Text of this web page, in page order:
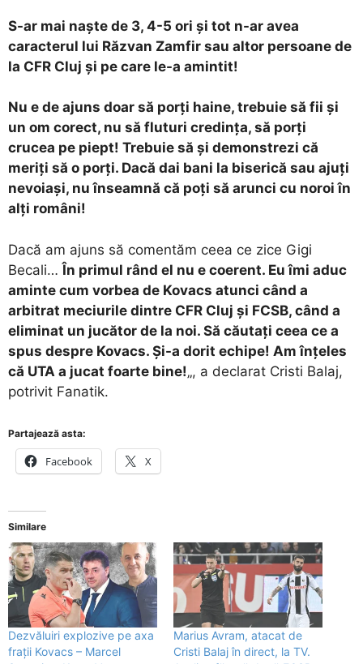
S-ar mai naște de 3, 4-5 ori și tot n-ar avea
caracterul lui Răzvan Zamfir sau altor persoane de
la CFR Cluj și pe care le-a amintit!
Nu e de ajuns doar să porți haine, trebuie să fii și
un om corect, nu să fluturi credința, să porți
crucea pe piept! Trebuie să și demonstrezi că
meriți să o porți. Dacă dai bani la biserică sau ajuți
nevoiași, nu înseamnă că poți să arunci cu noroi în
alți români!
Dacă am ajuns să comentăm ceea ce zice Gigi
Becali…În primul rând el nu e coerent. Eu îmi aduc
aminte cum vorbea de Kovacs atunci când a
arbitrat meciurile dintre CFR Cluj și FCSB, când a
eliminat un jucător de la noi. Să căutați ceea ce a
spus despre Kovacs. Și-a dorit echipe! Am înțeles
că UTA a jucat foarte bine!„, a declarat Cristi Balaj,
potrivit Fanatik.
Partajează asta:
Facebook X
Similare
Dezvăluiri explozive pe axa
frații Kovacs – Marcel
Marius Avram, atacat de
Cristi Balaj în direct, la TV.